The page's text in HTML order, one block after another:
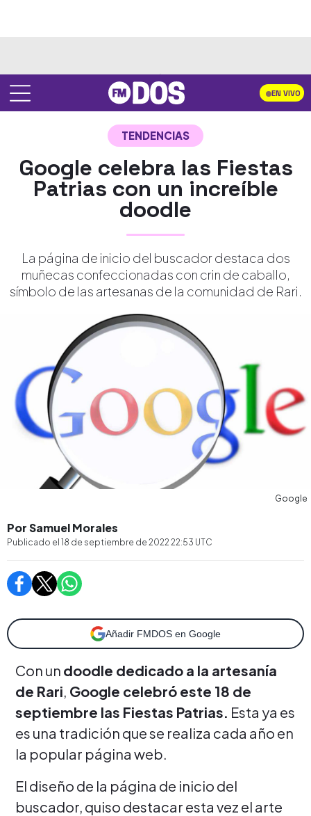
EN VIVO
TENDENCIAS
Google celebra las Fiestas
Patrias con un increíble
doodle
La página de inicio del buscador destaca dos
muñecas confeccionadas con crin de caballo,
símbolo de las artesanas de la comunidad de Rari.
Google
Por Samuel Morales
Publicado el 18 de septiembre de 2022 22:53 UTC
Añadir FMDOS en Google
Con un doodle dedicado a la artesanía
de Rari, Google celebró este 18 de
septiembre las Fiestas Patrias. Esta ya es
es una tradición que se realiza cada año en
la popular página web.
El diseño de la página de inicio del
buscador, quiso destacar esta vez el arte